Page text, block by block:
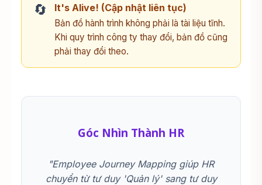
🔄 It's Alive! (Cập nhật liên tục)
Bản đồ hành trình không phải là tài liệu tĩnh.
Khi quy trình công ty thay đổi, bản đồ cũng
phải thay đổi theo.
Góc Nhìn Thành HR
"Employee Journey Mapping giúp HR
chuyển từ tư duy 'Quản lý' sang tư duy